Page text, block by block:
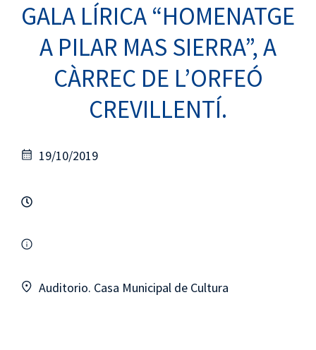
GALA LÍRICA “HOMENATGE
A PILAR MAS SIERRA”, A
CÀRREC DE L’ORFEÓ
CREVILLENTÍ.
19/10/2019
Auditorio. Casa Municipal de Cultura